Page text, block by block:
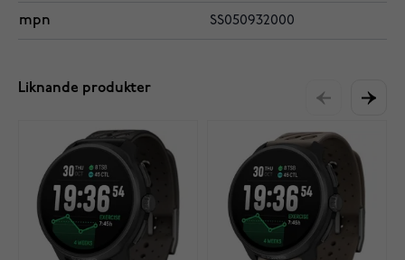
mpn SS050932000
Liknande produkter